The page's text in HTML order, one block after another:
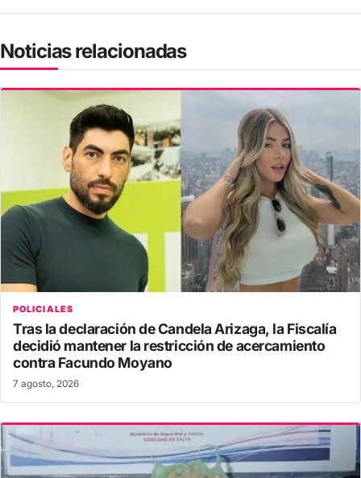
Noticias relacionadas
POLICIALES
Tras la declaración de Candela Arizaga, la Fiscalía
decidió mantener la restricción de acercamiento
contra Facundo Moyano
7 agosto, 2026